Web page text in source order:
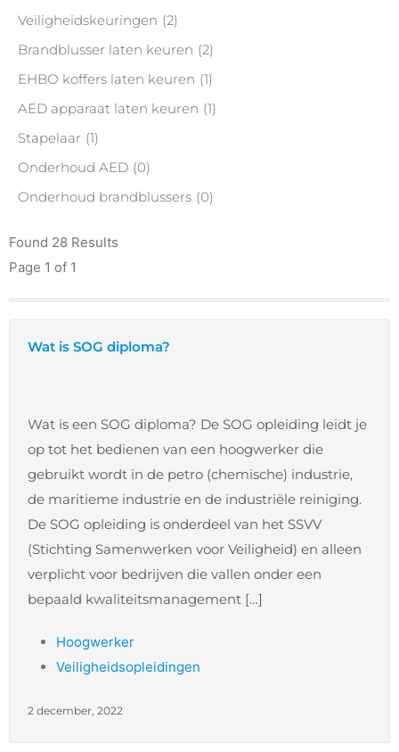
Veiligheidskeuringen (2)
Brandblusser laten keuren (2)
EHBO koffers laten keuren (1)
AED apparaat laten keuren (1)
Stapelaar (1)
Onderhoud AED (0)
Onderhoud brandblussers (0)
Found 28 Results
Page 1 of 1
Wat is SOG diploma?
Wat is een SOG diploma? De SOG opleiding leidt je
op tot het bedienen van een hoogwerker die
gebruikt wordt in de petro (chemische) industrie,
de maritieme industrie en de industriële reiniging.
De SOG opleiding is onderdeel van het SSVV
(Stichting Samenwerken voor Veiligheid) en alleen
verplicht voor bedrijven die vallen onder een
bepaald kwaliteitsmanagement […]
Hoogwerker
Veiligheidsopleidingen
2 december, 2022